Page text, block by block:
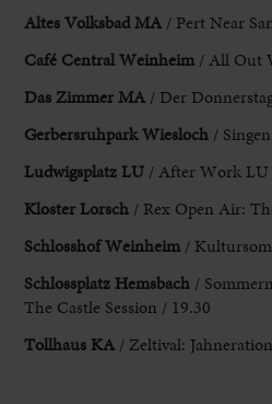
Altes Volksbad MA / Pert Near
Café Central Weinheim / All Out
DasZimmer MA / Der
Gerbersruhpark Wiesloch / Singen
Ludwigsplatz LU / After Work LU
Kloster Lorsch / Rex Open Air:
Schlosshof Weinheim /
Schlossplatz Hemsbach /
The Castle Session / 19.30
Tollhaus KA / Zeltival: